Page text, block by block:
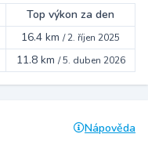
Top výkon za den
16.4 km /2. říjen 2025
11.8 km /5. duben 2026
Nápověda